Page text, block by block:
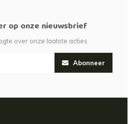
op onze nieuwsbrief
over onze laatste acties
Abonneer